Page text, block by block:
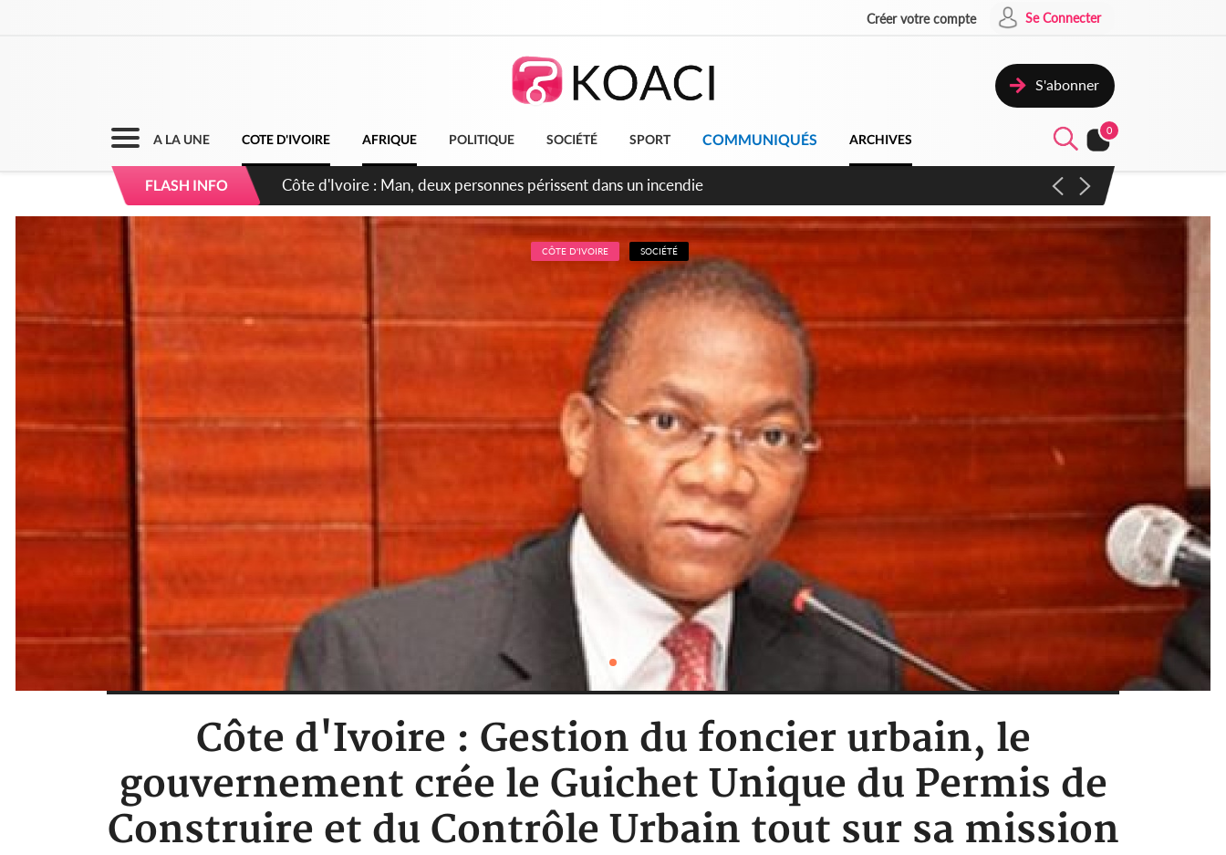
Créer votre compte Se Connecter
S'abonner
A LA UNE COTE D'IVOIRE AFRIQUE POLITIQUE SOCIÉTÉ SPORT COMMUNIQUÉS ARCHIVES
0
FLASH INFO
Côte d'Ivoire : Séileu, la célébration de la fête nationale transformée en vaste campagne contre les produits
dépigmentants dangereux
CÔTE D'IVOIRE SOCIÉTÉ
Côte d'Ivoire : Gestion du foncier urbain, le
gouvernement crée le Guichet Unique du Permis de
Construire et du Contrôle Urbain tout sur sa mission